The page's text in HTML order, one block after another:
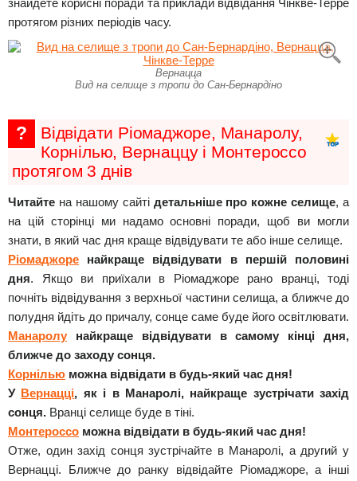
знайдете корисні поради та приклади відвідання Чінкве-Терре
протягом різних періодів часу.
Вернацца
Вид на селище з тропи до Сан-Бернардіно
?
Відвідати Ріомаджоре, Манаролу,
Корнілью, Вернаццу і Монтероссо
протягом 3 днів
Читайте на нашому сайті детальніше про кожне селище, а
на цій сторінці ми надамо основні поради, щоб ви могли
знати, в який час дня краще відвідувати те або інше селище.
Ріомаджоре найкраще відвідувати в першій половині
дня. Якщо ви приїхали в Ріомаджоре рано вранці, тоді
почніть відвідування з верхньої частини селища, а ближче до
полудня йдіть до причалу, сонце саме буде його освітлювати.
Манаролу найкраще відвідувати в самому кінці дня,
ближче до заходу сонця.
Корнілью можна відвідати в будь-який час дня!
У Вернацці, як і в Манаролі, найкраще зустрічати захід
сонця. Вранці селище буде в тіні.
Монтероссо можна відвідати в будь-який час дня!
Отже, один захід сонця зустрічайте в Манаролі, а другий у
Вернацці. Ближче до ранку відвідайте Ріомаджоре, а інші